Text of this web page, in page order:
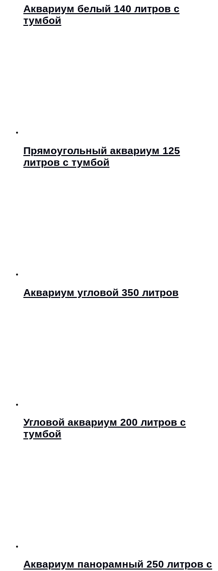
Аквариум белый 140 литров с
тумбой
Прямоугольный аквариум 125
литров с тумбой
Аквариум угловой 350 литров
Угловой аквариум 200 литров с
тумбой
Аквариум панорамный 250 литров с